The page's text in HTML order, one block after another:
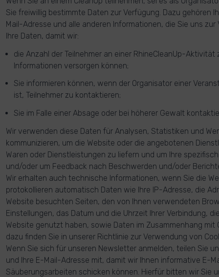
Sie freiwillig bestimmte Daten zur Verfügung. Dazu gehören
Mail-Adresse und alle anderen Informationen, die Sie uns zur
Ihre Daten, damit wir:
die Anzahl der Teilnehmer an einer RhineCleanUp-Aktivität
Informationen versorgen können;
Sie informieren können, wenn der Organisator einer
ist, Teilnehmer zu kontaktieren;
Sie im Falle einer Absage oder bei höherer Gewalt
Wir verwenden diese Daten für Analysen, Statistiken und
kommunizieren, um die Website oder die angebotenen
Waren oder Dienstleistungen zu liefern und um Ihre
und/oder um Feedback nach Beschwerden und/oder
Wir erhalten auch technische Informationen, wenn Sie die
protokollieren automatisch Daten wie Ihre IP-Adresse, die
Website besuchten Seiten, den von Ihnen verwendeten
Einstellungen, das Datum und die Uhrzeit Ihrer Verbindung,
Website genutzt haben, sowie Daten im Zusammenhang
dazu finden Sie in unserer Richtlinie zur Verwendung von
Wenn Sie sich für unseren Newsletter anmelden, teilen Sie
und Ihre E-Mail-Adresse mit, damit wir Ihnen informative E-
Säuberungsarbeiten schicken können. Hierfür bitten wir Sie